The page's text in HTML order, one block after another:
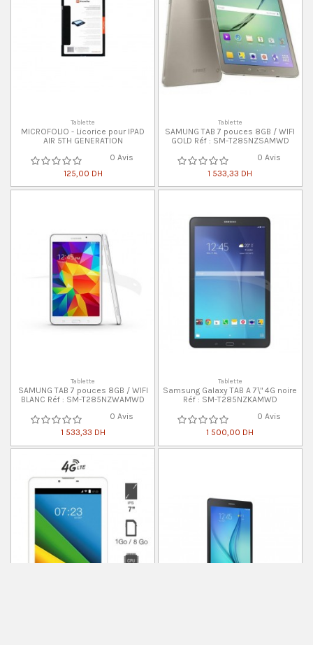
Tablette
MICROFOLIO - Licorice pour IPAD
AIR 5TH GENERATION
0 Avis
125,00 DH
Tablette
SAMUNG TAB 7 pouces 8GB / WIFI
GOLD Réf : SM-T285NZSAMWD
0 Avis
1 533,33 DH
Tablette
SAMUNG TAB 7 pouces 8GB / WIFI
BLANC Réf : SM-T285NZWAMWD
0 Avis
1 533,33 DH
Tablette
Samsung Galaxy TAB A 7\" 4G noire
Réf : SM-T285NZKAMWD
0 Avis
1 500,00 DH